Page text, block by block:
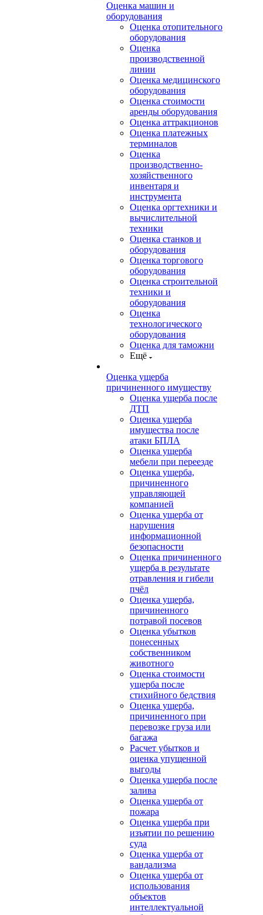
Оценка машин и
оборудования
Оценка отопительного
оборудования
Оценка
производственной
линии
Оценка медицинского
оборудования
Оценка стоимости
аренды оборудования
Оценка аттракционов
Оценка платежных
терминалов
Оценка
производственно-
хозяйственного
инвентаря и
инструмента
Оценка оргтехники и
вычислительной
техники
Оценка станков и
оборудования
Оценка торгового
оборудования
Оценка строительной
техники и
оборудования
Оценка
технологического
оборудования
Оценка для таможни
Ещё
Оценка ущерба
причиненного имуществу
Оценка ущерба после
ДТП
Оценка ущерба
имущества после
атаки БПЛА
Оценка ущерба
мебели при переезде
Оценка ущерба,
причиненного
управляющей
компанией
Оценка ущерба от
нарушения
информационной
безопасности
Оценка причиненного
ущерба в результате
отравления и гибели
пчёл
Оценка ущерба,
причиненного
потравой посевов
Оценка убытков
понесенных
собственником
животного
Оценка стоимости
ущерба после
стихийного бедствия
Оценка ущерба,
причиненного при
перевозке груза или
багажа
Расчет убытков и
оценка упущенной
выгоды
Оценка ущерба после
залива
Оценка ущерба от
пожара
Оценка ущерба при
изъятии по решению
суда
Оценка ущерба от
вандализма
Оценка ущерба от
использования
объектов
интеллектуальной